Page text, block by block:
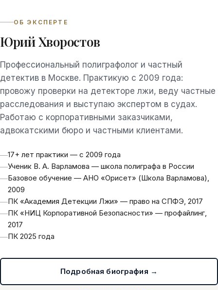
ОБ ЭКСПЕРТЕ
Юрий Хворостов
Профессиональный полиграфолог и частный
детектив в Москве. Практикую с 2009 года:
провожу проверки на детекторе лжи, веду частные
расследования и выступаю экспертом в судах.
Работаю с корпоративными заказчиками,
адвокатскими бюро и частными клиентами.
17+ лет практики — с 2009 года
Ученик В. А. Варламова — школа полиграфа в России
Базовое обучение — АНО «Орисет» (Школа Варламова),
2009
ПК «Академия Детекции Лжи» — право на СПФЭ, 2017
ПК «НИЦ Корпоративной Безопасности» — профайлинг,
2017
ПК 2025 года
Подробная биография →